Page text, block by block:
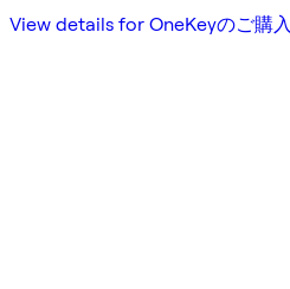
View details for OneKeyのご購入